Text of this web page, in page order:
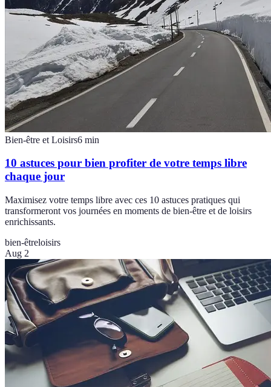
Bien-être et Loisirs6 min
10 astuces pour bien profiter de votre temps libre
chaque jour
Maximisez votre temps libre avec ces 10 astuces pratiques qui
transformeront vos journées en moments de bien-être et de loisirs
enrichissants.
bien-êtreloisirs
Aug 2